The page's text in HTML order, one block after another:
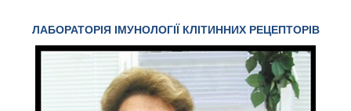
ЛАБОРАТОРІЯ ІМУНОЛОГІЇ КЛІТИННИХ РЕЦЕПТОРІВ